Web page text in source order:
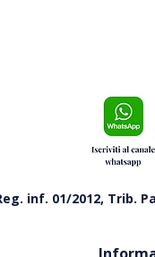
inf. 01/2012, Trib.